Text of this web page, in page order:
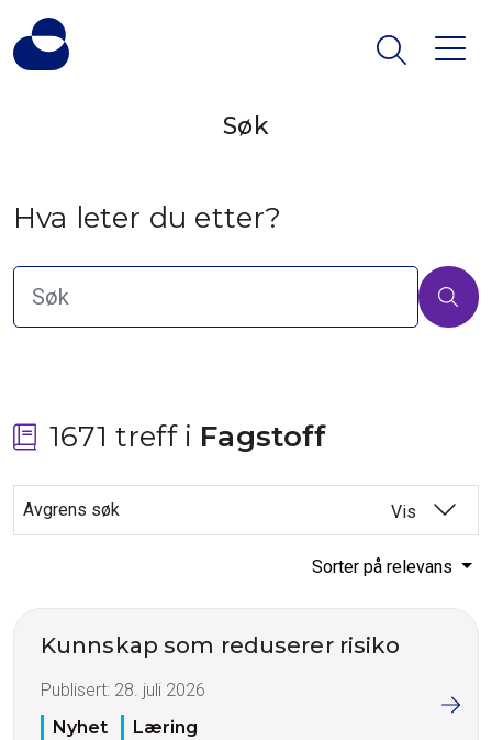
Søk
Hva leter du etter?
1671 treff i Fagstoff
Avgrens søk Vis
Sorter på relevans
Kunnskap som reduserer risiko
Publisert: 28. juli 2026
Nyhet
Læring